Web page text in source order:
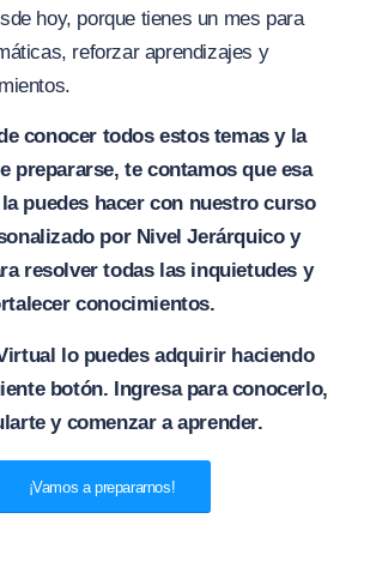
hoy, porque tienes un mes para
reforzar aprendizajes y
conocer todos estos temas y la
prepararse, te contamos que esa
puedes hacer con nuestro curso
por Nivel Jerárquico y
resolver todas las inquietudes y
conocimientos.
lo puedes adquirir haciendo
botón. Ingresa para conocerlo,
y comenzar a aprender.
¡Vamos a prepararnos!